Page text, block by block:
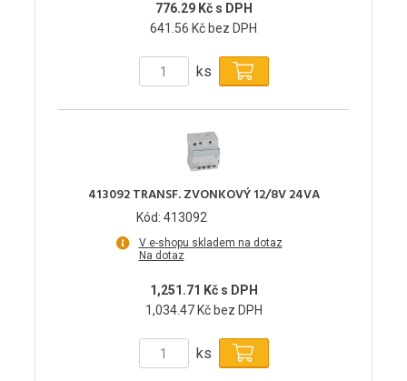
776.29 Kč s DPH
641.56 Kč bez DPH
ks
413092 TRANSF. ZVONKOVÝ 12/8V 24VA
Kód: 413092
V e-shopu skladem na dotaz
Na dotaz
1,251.71 Kč s DPH
1,034.47 Kč bez DPH
ks